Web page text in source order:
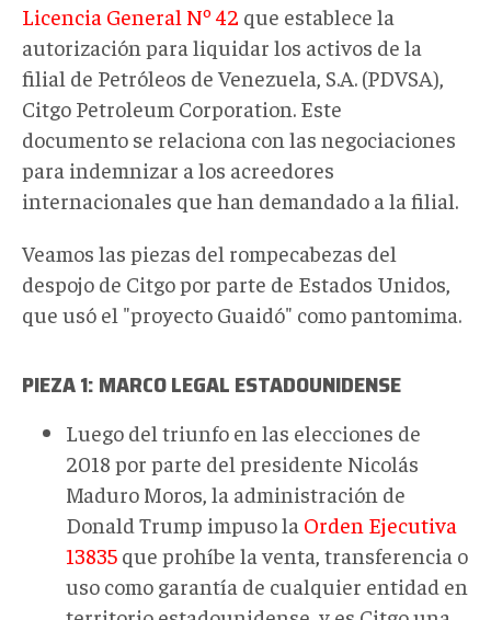
Licencia General Nº 42 que establece la
autorización para liquidar los activos de la
filial de Petróleos de Venezuela, S.A. (PDVSA),
Citgo Petroleum Corporation. Este
documento se relaciona con las negociaciones
para indemnizar a los acreedores
internacionales que han demandado a la filial.
Veamos las piezas del rompecabezas del
despojo de Citgo por parte de Estados Unidos,
que usó el "proyecto Guaidó" como pantomima.
PIEZA 1: MARCO LEGAL ESTADOUNIDENSE
Luego del triunfo en las elecciones de
2018 por parte del presidente Nicolás
Maduro Moros, la administración de
Donald Trump impuso la Orden Ejecutiva
13835 que prohíbe la venta, transferencia o
uso como garantía de cualquier entidad en